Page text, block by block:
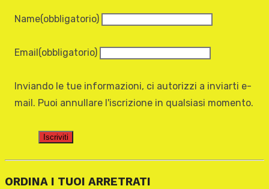
Name(obbligatorio)
Email(obbligatorio)
Inviando le tue informazioni, ci autorizzi a inviarti e-
mail. Puoi annullare l'iscrizione in qualsiasi momento.
Iscriviti
ORDINA I TUOI ARRETRATI